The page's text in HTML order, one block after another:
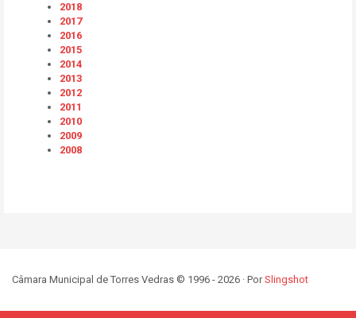
2018
2017
2016
2015
2014
2013
2012
2011
2010
2009
2008
Câmara Municipal de Torres Vedras © 1996 - 2026 · PorSlingshot